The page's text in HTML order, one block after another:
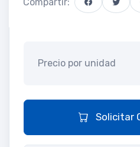
Precio por unidad
Solicitar